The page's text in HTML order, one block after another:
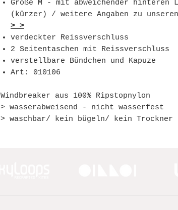
Größe M - mit abweichender hinteren
(kürzer) / weitere Angaben zu
> >
verdeckter Reissverschluss
2 Seitentaschen mit Reissverschluss
verstellbare Bündchen und Kapuze
Art: 010106
Windbreaker aus 100% Ripstopnylon
> wasserabweisend - nicht wasserfest
> waschbar/ kein bügeln/ kein Trockner